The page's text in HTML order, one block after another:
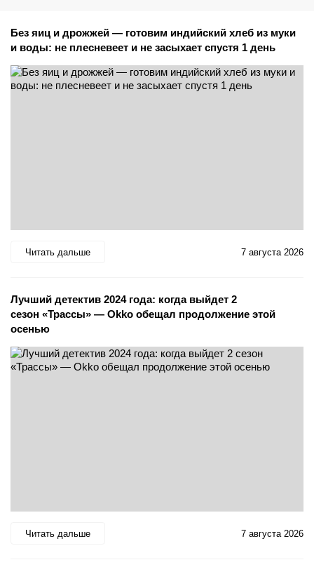
Без яиц и дрожжей — готовим индийский хлеб из муки
и воды: не плесневеет и не засыхает спустя 1 день
Читать дальше 7 августа 2026
Лучший детектив 2024 года: когда выйдет 2
сезон «Трассы» — Okko обещал продолжение этой
осенью
Читать дальше 7 августа 2026